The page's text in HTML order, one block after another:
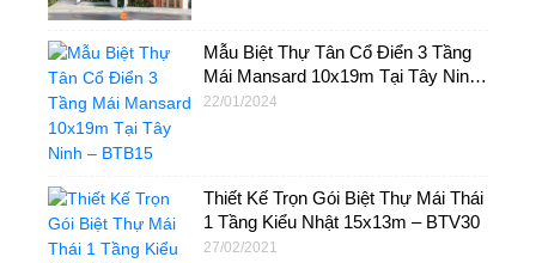
Mẫu Biệt Thự Tân Cổ Điển 3 Tầng
Mái Mansard 10x19m Tại Tây Ninh
– BTB15
22/01/2024
Thiết Kế Trọn Gói Biệt Thự Mái Thái
1 Tầng Kiểu Nhật 15x13m – BTV30
27/02/2021